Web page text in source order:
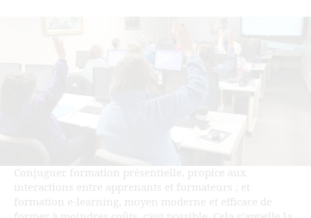
Conjuguer formation présentielle, propice aux
interactions entre apprenants et formateurs ; et
formation e-learning, moyen moderne et efficace de